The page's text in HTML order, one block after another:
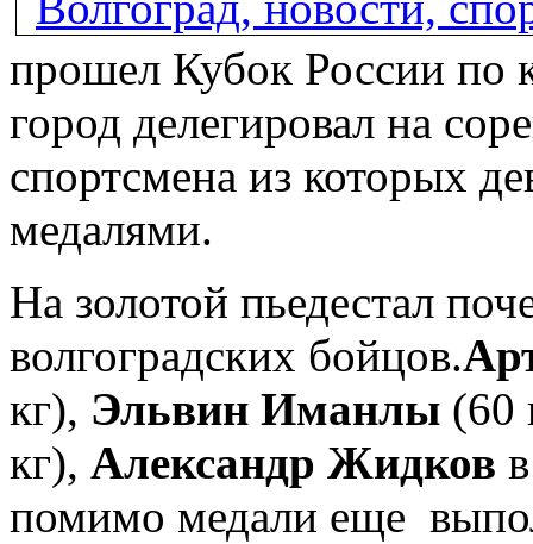
прошел Кубок России по
город делегировал на
спортсмена из которых
медалями.
На золотой пьедестал
волгоградских бойцов.
кг), Эльвин Иманлы (60
кг), Александр Жидков
помимо медали еще